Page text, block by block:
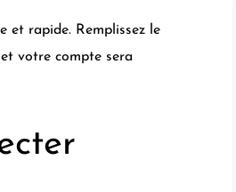
et rapide. Remplissez le
votre compte sera